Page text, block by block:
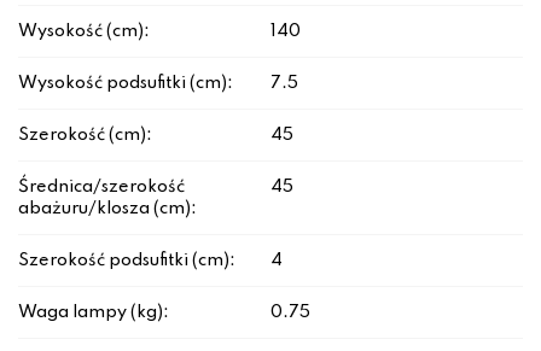
Wysokość (cm): 140
Wysokość podsufitki (cm): 7.5
Szerokość (cm): 45
Średnica/szerokość
abażuru/klosza (cm):
45
Szerokość podsufitki (cm): 4
Waga lampy (kg): 0.75